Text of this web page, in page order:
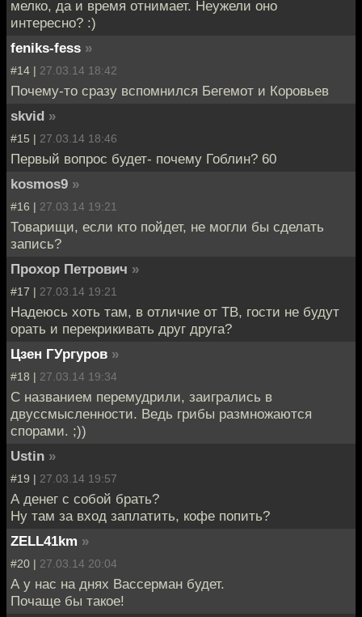
мелко, да и время отнимает. Неужели оно
интересно? :)
feniks-fess »
#14 | 27.03.14 18:42
Почему-то сразу вспомнился Бегемот и Коровьев
skvid »
#15 | 27.03.14 18:46
Первый вопрос будет- почему Гоблин? 60
kosmos9 »
#16 | 27.03.14 19:21
Товарищи, если кто пойдет, не могли бы сделать
запись?
Прохор Петрович »
#17 | 27.03.14 19:21
Надеюсь хоть там, в отличие от ТВ, гости не будут
орать и перекрикивать друг друга?
Цзен ГУргуров »
#18 | 27.03.14 19:34
С названием перемудрили, заигрались в
двуссмысленности. Ведь грибы размножаются
спорами. ;))
Ustin »
#19 | 27.03.14 19:57
А денег с собой брать?
Ну там за вход заплатить, кофе попить?
ZELL41km »
#20 | 27.03.14 20:04
А у нас на днях Вассерман будет.
Почаще бы такое!